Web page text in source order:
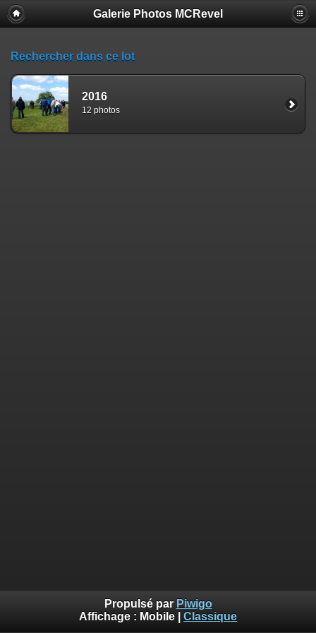
Galerie Photos MCRevel
Rechercher dans ce lot
2016
12 photos
Propulsé par Piwigo
Affichage : Mobile Classique